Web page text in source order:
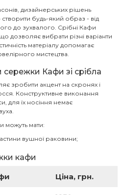
дизайнерських рішень
будь-який образ - від
до зухвалого. Срібні Кафи
дозволяє вибрати різні варіанти
матеріалу допомагає
мистецтва.
Кафи зі срібла
зробити акцент на скронях і
Конструктивне виконання
для їх носіння немає
можуть мати:
вушної раковини;
яке складається з кілець і
яка кріпиться в волоссі;
кафи
Ціна, грн.